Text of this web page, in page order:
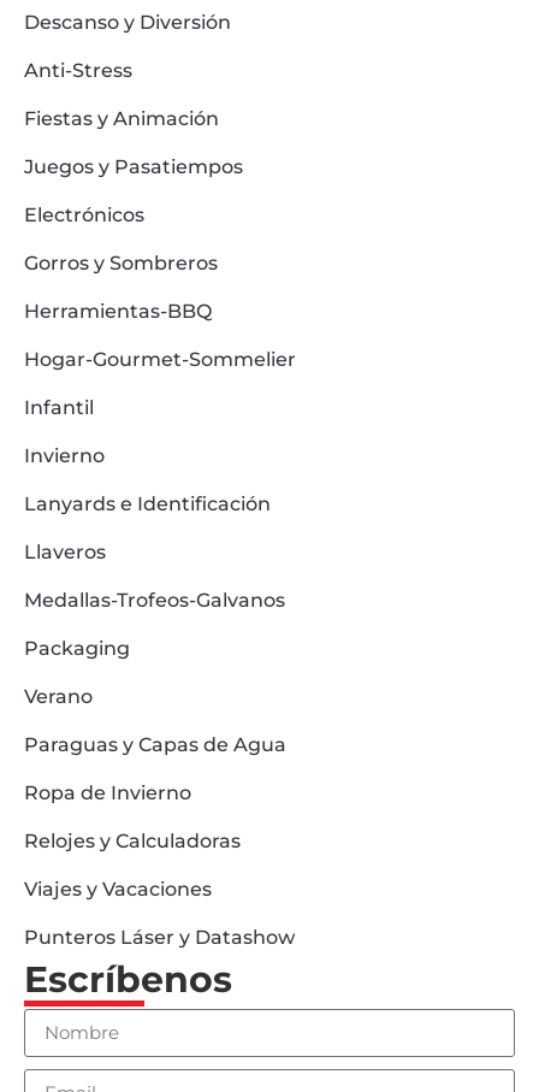
Descanso y Diversión
Anti-Stress
Fiestas y Animación
Juegos y Pasatiempos
Electrónicos
Gorros y Sombreros
Herramientas-BBQ
Hogar-Gourmet-Sommelier
Infantil
Invierno
Lanyards e Identificación
Llaveros
Medallas-Trofeos-Galvanos
Packaging
Verano
Paraguas y Capas de Agua
Ropa de Invierno
Relojes y Calculadoras
Viajes y Vacaciones
Punteros Láser y Datashow
Escríbenos